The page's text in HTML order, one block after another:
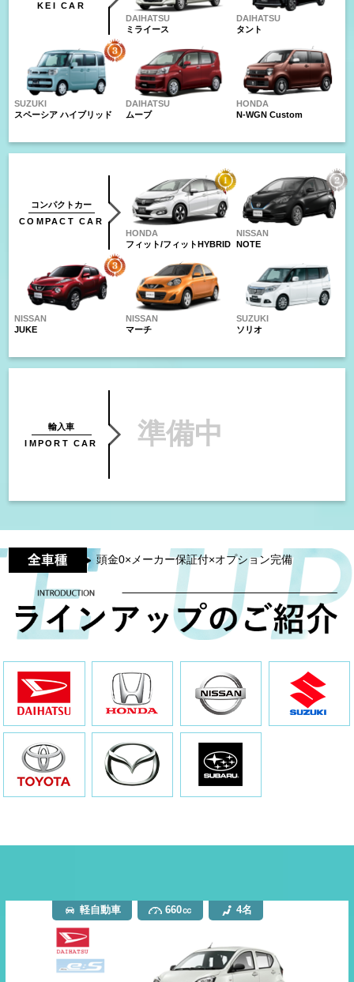
KEI CAR
DAIHATSU
ミライース
DAIHATSU
タント
SUZUKI
スペーシア ハイブリッド
DAIHATSU
ムーブ
HONDA
N-WGN Custom
コンパクトカー
COMPACT CAR
HONDA
フィット/フィットHYBRID
NISSAN
NOTE
NISSAN
JUKE
NISSAN
マーチ
SUZUKI
ソリオ
輸入車
IMPORT CAR
準備中
頭金0×メーカー保証付×オプション完備
軽自動車 660㏄ 4名